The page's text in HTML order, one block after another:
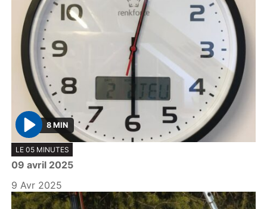
P
l
a
y
8 MIN
LE 05 MINUTES
09 avril 2025
9 Avr 2025